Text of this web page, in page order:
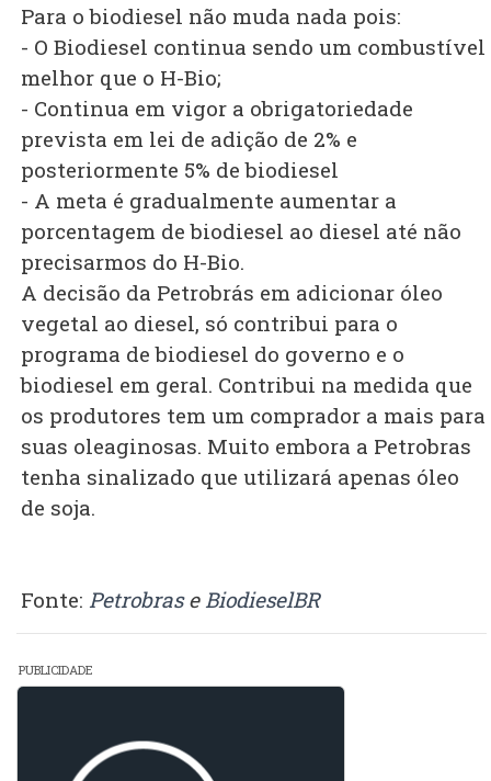
Para o biodiesel não muda nada pois:
- O Biodiesel continua sendo um combustível
melhor que o H-Bio;
- Continua em vigor a obrigatoriedade
prevista em lei de adição de 2% e
posteriormente 5% de biodiesel
- A meta é gradualmente aumentar a
porcentagem de biodiesel ao diesel até não
precisarmos do H-Bio.
A decisão da Petrobrás em adicionar óleo
vegetal ao diesel, só contribui para o
programa de biodiesel do governo e o
biodiesel em geral. Contribui na medida que
os produtores tem um comprador a mais para
suas oleaginosas. Muito embora a Petrobras
tenha sinalizado que utilizará apenas óleo
de soja.
Fonte: Petrobrase BiodieselBR
PUBLICIDADE